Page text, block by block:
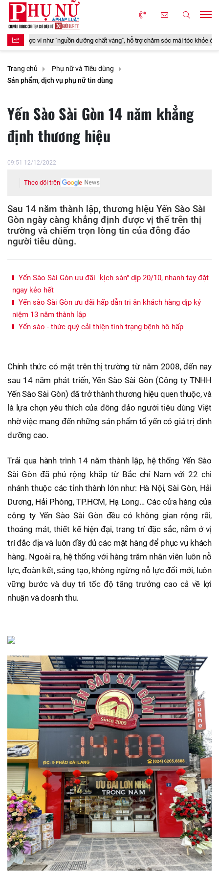
chất vàng", hỗ trợ chăm sóc mái tóc khỏe đẹp từ bên trong Nghỉ
Trang chủ
Phụ nữ và Tiêu dùng
Sản phẩm, dịch vụ phụ nữ tin dùng
Yến Sào Sài Gòn 14 năm khẳng
định thương hiệu
09:51 12/12/2022
Theo dõi trên
Sau 14 năm thành lập, thương hiệu Yến Sào Sài
Gòn ngày càng khẳng định được vị thế trên thị
trường và chiếm trọn lòng tin của đông đảo
người tiêu dùng.
Yến Sào Sài Gòn ưu đãi "kịch sàn" dịp 20/10, nhanh tay đặt
ngay kẻo hết
Yến sào Sài Gòn ưu đãi hấp dẫn tri ân khách hàng dịp kỷ
niệm 13 năm thành lập
Yến sào - thức quý cải thiện tình trạng bệnh hô hấp
Chính thức có mặt trên thị trường từ năm 2008, đến nay
sau 14 năm phát triển, Yến Sào Sài Gòn (Công ty TNHH
Yến Sào Sài Gòn) đã trở thành thương hiệu quen thuộc, và
là lựa chọn yêu thích của đông đảo người tiêu dùng Việt
nhờ việc mang đến những sản phẩm tổ yến có giá trị dinh
dưỡng cao.
Trải qua hành trình 14 năm thành lập, hệ thống Yến Sào
Sài Gòn đã phủ rộng khắp từ Bắc chí Nam với 22 chi
nhánh thuộc các tỉnh thành lớn như: Hà Nội, Sài Gòn, Hải
Dương, Hải Phòng, TP.HCM, Hạ Long… Các cửa hàng của
công ty Yến Sào Sài Gòn đều có không gian rộng rãi,
thoáng mát, thiết kế hiện đại, trang trí đặc sắc, nằm ở vị
trí đắc địa và luôn đầy đủ các mặt hàng để phục vụ khách
hàng. Ngoài ra, hệ thống với hàng trăm nhân viên luôn nỗ
lực, đoàn kết, sáng tạo, không ngừng nỗ lực đổi mới, luôn
vững bước và duy trì tốc độ tăng trưởng cao cả về lợi
nhuận và doanh thu.